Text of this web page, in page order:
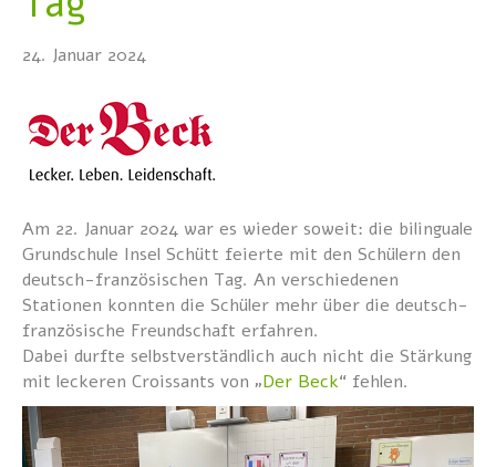
24. Januar 2024
Am 22. Januar 2024 war es wieder soweit: die bilinguale
Grundschule Insel Schütt feierte mit den Schülern den
deutsch-französischen Tag. An verschiedenen
Stationen konnten die Schüler mehr über die deutsch-
französische Freundschaft erfahren.
Dabei durfte selbstverständlich auch nicht die Stärkung
mit leckeren Croissants von „Der Beck“ fehlen.